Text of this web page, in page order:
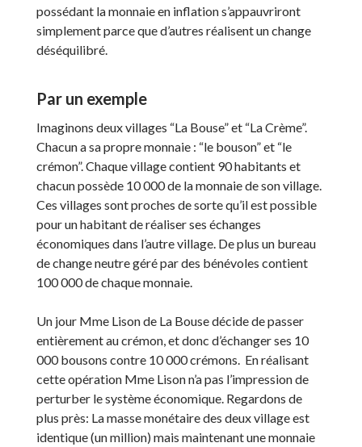
possédant la monnaie en inflation s’appauvriront
simplement parce que d’autres réalisent un change
déséquilibré.
Par un exemple
Imaginons deux villages “La Bouse” et “La Crème”.
Chacun a sa propre monnaie : “le bouson” et “le
crémon”. Chaque village contient 90 habitants et
chacun possède 10 000 de la monnaie de son village.
Ces villages sont proches de sorte qu’il est possible
pour un habitant de réaliser ses échanges
économiques dans l’autre village. De plus un bureau
de change neutre géré par des bénévoles contient
100 000 de chaque monnaie.
Un jour Mme Lison de La Bouse décide de passer
entièrement au crémon, et donc d’échanger ses 10
000 bousons contre 10 000 crémons. En réalisant
cette opération Mme Lison n’a pas l’impression de
perturber le système économique. Regardons de
plus près: La masse monétaire des deux village est
identique (un million) mais maintenant une monnaie